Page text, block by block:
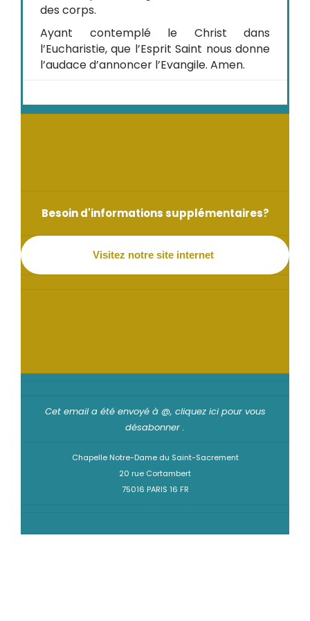
des corps.
Ayant contemplé le Christ dans
l’Eucharistie, que l’Esprit Saint nous donne
l’audace d’annoncer l’Evangile. Amen.
Besoin d'informations supplémentaires?
Visitez notre site internet
Cet email a été envoyé à @, cliquez ici pour vous
désabonner .
Chapelle Notre-Dame du Saint-Sacrement
20 rue Cortambert
75016 PARIS 16 FR